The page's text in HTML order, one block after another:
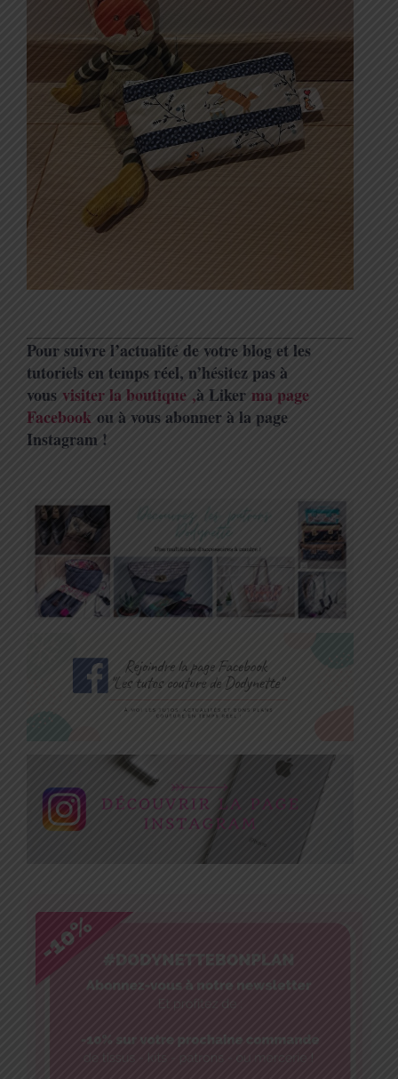
Pour suivre l’actualité de votre blog et les
tutoriels en temps réel, n’hésitez pas à
vous visiter la boutique ,à Liker ma page
Facebook ou à vous abonner à la page
Instagram !